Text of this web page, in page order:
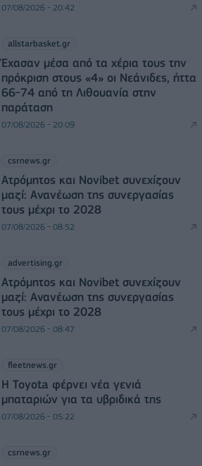
07/08/2026 - 20:42
allstarbasket.gr
Έχασαν μέσα από τα χέρια τους την
πρόκριση στους «4» οι Νεάνιδες, ήττα
66-74 από τη Λιθουανία στην
παράταση
07/08/2026 - 20:09
csrnews.gr
Ατρόμητος και Novibet συνεχίζουν
μαζί: Ανανέωση της συνεργασίας
τους μέχρι το 2028
07/08/2026 - 08:52
advertising.gr
Ατρόμητος και Novibet συνεχίζουν
μαζί: Ανανέωση της συνεργασίας
τους μέχρι το 2028
07/08/2026 - 08:47
fleetnews.gr
Η Toyota φέρνει νέα γενιά
μπαταριών για τα υβριδικά της
07/08/2026 - 05:22
csrnews.gr